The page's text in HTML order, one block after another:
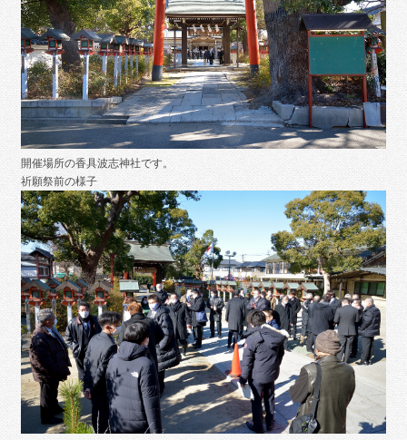
開催場所の香具波志神社です。
祈願祭前の様子